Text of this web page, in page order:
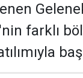
farklı